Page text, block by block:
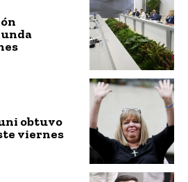
obtuvo
viernes